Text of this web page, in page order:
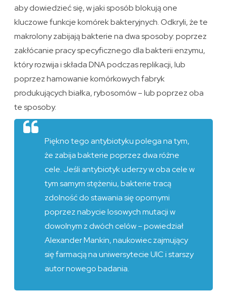
aby dowiedzieć się, w jaki sposób blokują one
kluczowe funkcje komórek bakteryjnych. Odkryli, że te
makrolony zabijają bakterie na dwa sposoby: poprzez
zakłócanie pracy specyficznego dla bakterii enzymu,
który rozwija i składa DNA podczas replikacji, lub
poprzez hamowanie komórkowych fabryk
produkujących białka, rybosomów – lub poprzez oba
te sposoby.
Piękno tego antybiotyku polega na tym,
że zabija bakterie poprzez dwa różne
cele. Jeśli antybiotyk uderzy w oba cele w
tym samym stężeniu, bakterie tracą
zdolność do stawania się opornymi
poprzez nabycie losowych mutacji w
dowolnym z dwóch celów – powiedział
Alexander Mankin, naukowiec zajmujący
się farmacją na uniwersytecie UIC i starszy
autor nowego badania.